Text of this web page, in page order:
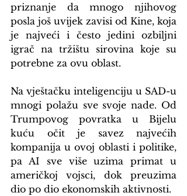
priznanje da mnogo njihovog
posla još uvijek zavisi od Kine, koja
je najveći i često jedini ozbiljni
igrač na tržištu sirovina koje su
potrebne za ovu oblast.
Na vještačku inteligenciju u SAD-u
mnogi polažu sve svoje nade. Od
Trumpovog povratka u Bijelu
kuću očit je savez najvećih
kompanija u ovoj oblasti i politike,
pa AI sve više uzima primat u
američkoj vojsci, dok preuzima
dio po dio ekonomskih aktivnosti.